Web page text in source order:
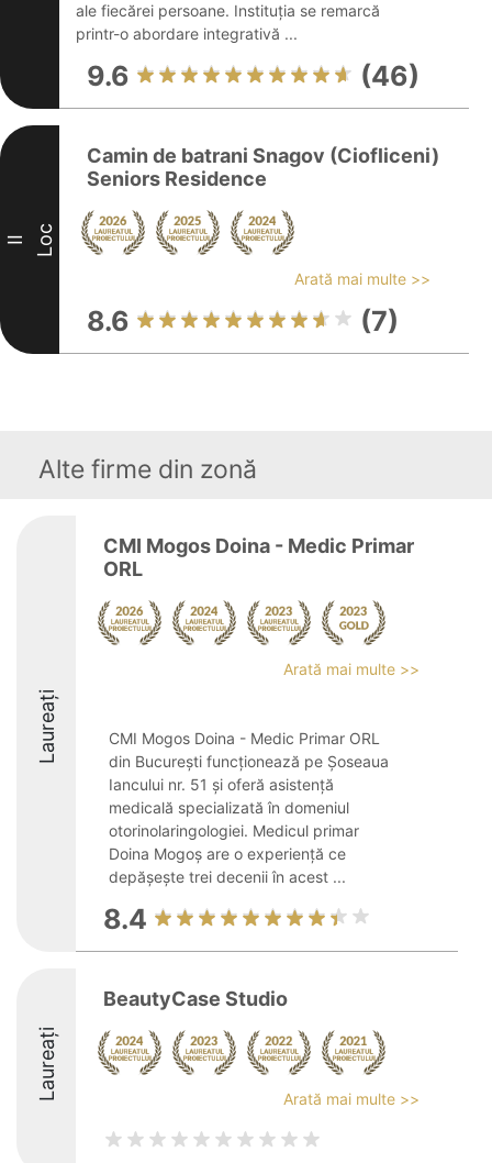
ale fiecărei persoane. Instituția se remarcă
printr-o abordare integrativă ...
9.6 (46)
II Loc
Camin de batrani Snagov (Ciofliceni)
Seniors Residence
Arată mai multe >>
8.6 (7)
Alte firme din zonă
Laureați
CMI Mogos Doina - Medic Primar
ORL
Arată mai multe >>
CMI Mogos Doina - Medic Primar ORL
din București funcționează pe Șoseaua
Iancului nr. 51 și oferă asistență
medicală specializată în domeniul
otorinolaringologiei. Medicul primar
Doina Mogoș are o experiență ce
depășește trei decenii în acest ...
8.4
Laureați
BeautyCase Studio
Arată mai multe >>